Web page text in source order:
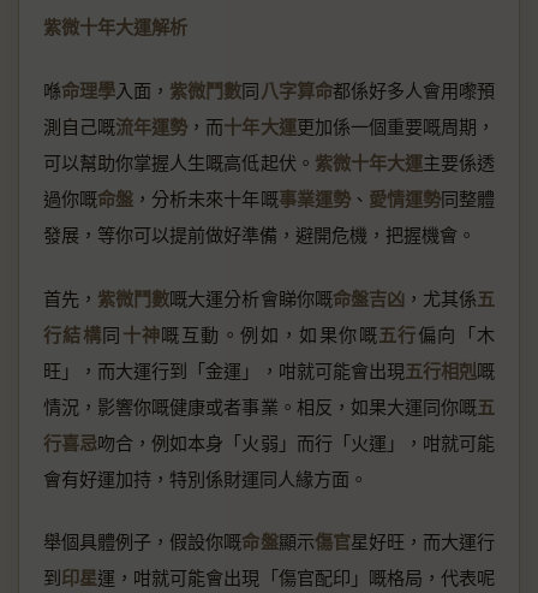
紫微十年大運解析
喺命理學入面， 紫微鬥數同 八字算命都係好多人會用嚟預
測自己嘅流年運勢 ，而十年大運更加係一個重要嘅周期，
可以幫助你掌握人生嘅高低起伏。 紫微十年大運主要係透
過你嘅命盤 ，分析未來十年嘅事業運勢、 愛情運勢同整體
發展，等你可以提前做好準備，避開危機，把握機會。
首先， 紫微鬥數嘅大運分析會睇你嘅命盤吉凶，尤其係五
行結構同 十神嘅互動。例如，如果你嘅五行偏向「木
旺」，而大運行到「金運」，咁就可能會出現五行相剋嘅
情況，影響你嘅健康或者事業。相反，如果大運同你嘅五
行喜忌吻合，例如本身「火弱」而行「火運」，咁就可能
會有好運加持，特別係財運同人緣方面。
舉個具體例子，假設你嘅命盤顯示傷官星好旺，而大運行
到 印星運，咁就可能會出現「傷官配印」嘅格局，代表呢